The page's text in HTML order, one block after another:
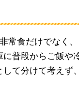
常食だけでなく
普段からご飯や
て分けて考えず、